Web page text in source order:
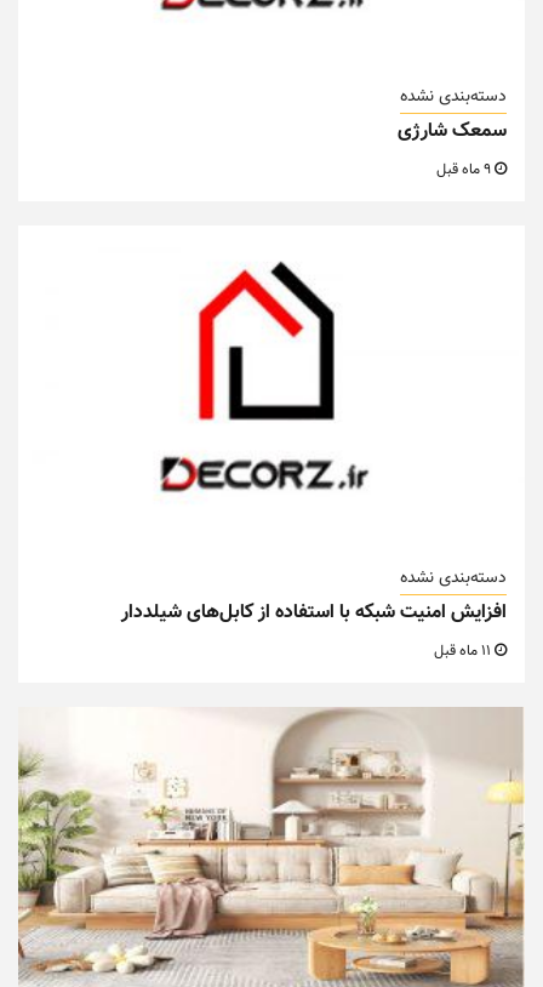
دسته‌بندی نشده
سمعک شارژی
دسته‌بندی نشده
افزایش امنیت شبکه با استفاده از کابل‌های شیلددار